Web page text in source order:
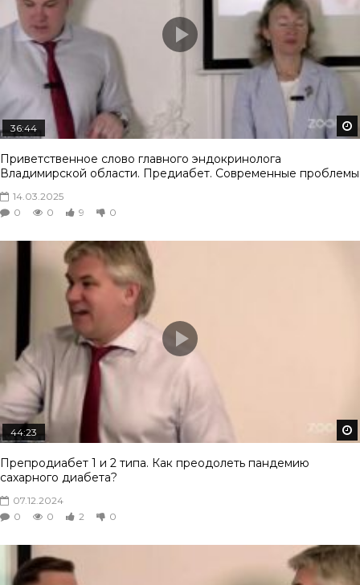
36:44
Приветственное слово главного эндокринолога
Владимирской области. Предиабет. Современные проблемы
14.03.2025
0
0 9 0
44:23
Препродиабет 1 и 2 типа. Как преодолеть пандемию
сахарного диабета?
07.12.2024
0
0 2 0